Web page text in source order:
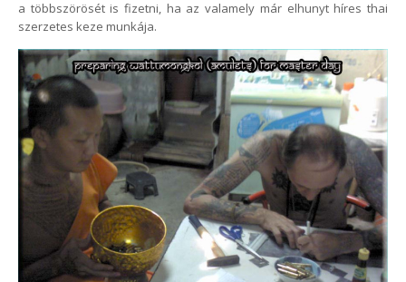
a többszörösét is fizetni, ha az valamely már elhunyt híres thai
szerzetes keze munkája.